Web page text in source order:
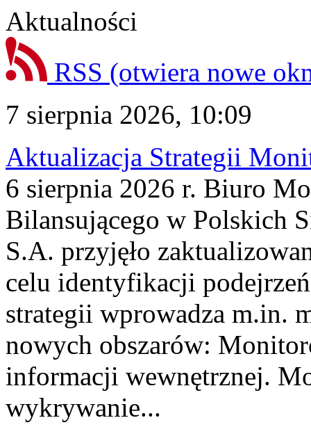
Aktualności
RSS (otwiera nowe
7 sierpnia 2026, 10:09
Aktualizacja Strategii
6 sierpnia 2026 r. Biuro
Bilansującego w Polskich
S.A. przyjęło
celu identyfikacji
strategii wprowadza m.in.
nowych obszarów:
informacji wewnętrznej.
wykrywanie...